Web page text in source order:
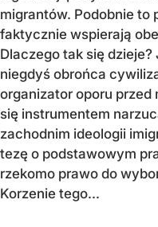
migrantów. Podobnie to
faktycznie wspierają
Dlaczego tak się dzieje?
niegdyś obrońca
organizator oporu przed
się instrumentem
zachodnim ideologii
tezę o podstawowym
rzekomo prawo do
Korzenie tego...